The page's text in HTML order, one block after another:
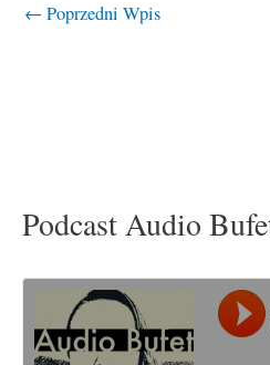
← Poprzedni Wpis
Podcast Audio